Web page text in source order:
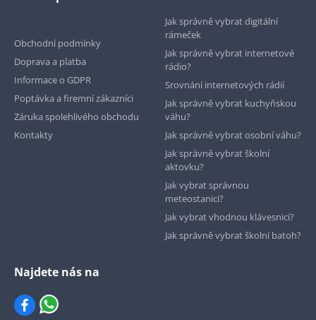
Obchodní podmínky
Doprava a platba
Informace o GDPR
Poptávka a firemní zákazníci
Záruka spolehlivého obchodu
Kontakty
Jak správně vybrat digitální
rámeček
Jak správně vybrat internetové
rádio?
Srovnání internetových rádií
Jak správně vybrat kuchyňskou
váhu?
Jak správně vybrat osobní váhu?
Jak správně vybrat školní
aktovku?
Jak vybrat správnou
meteostanici?
Jak vybrat vhodnou klávesnici?
Jak správně vybrat školní batoh?
Najdete nás na